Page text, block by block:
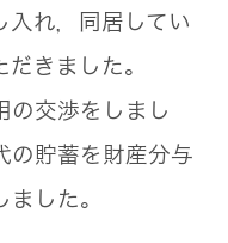
入れ，同居してい
きました。
の交渉をしまし
の貯蓄を財産分与
した。